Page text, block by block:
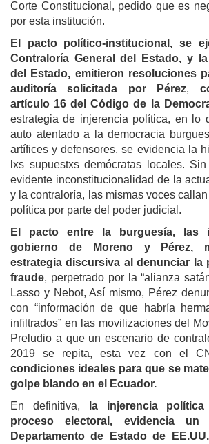
Corte Constitucional, pedido que es
por esta institución.
El pacto político-institucional, se
Contraloría General del Estado, y la
del Estado, emitieron resoluciones
auditoría solicitada por Pérez,
artículo 16 del Código de la
estrategia de injerencia política, en lo
auto atentado a la democracia
artífices y defensores, se evidencia la
lxs supuestxs demócratas locales.
evidente inconstitucionalidad de la
y la contraloría, las mismas voces
política por parte del poder judicial.
El pacto entre la burguesía, las
gobierno de Moreno y Pérez,
estrategia discursiva al denunciar la
fraude, perpetrado por la “alianza
Lasso y Nebot, Así mismo, Pérez
con “información de que habría
infiltrados” en las movilizaciones del
Preludio a que un escenario de
2019 se repita, esta vez con el
condiciones ideales para que se
golpe blando en el Ecuador.
En definitiva, la injerencia
proceso electoral, evidencia
Departamento de Estado de